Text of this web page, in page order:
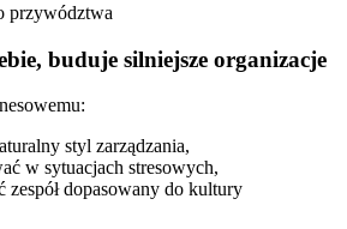
przywództwa
buduje silniejsze organizacje
styl zarządzania,
w sytuacjach stresowych,
zespół dopasowany do kultury